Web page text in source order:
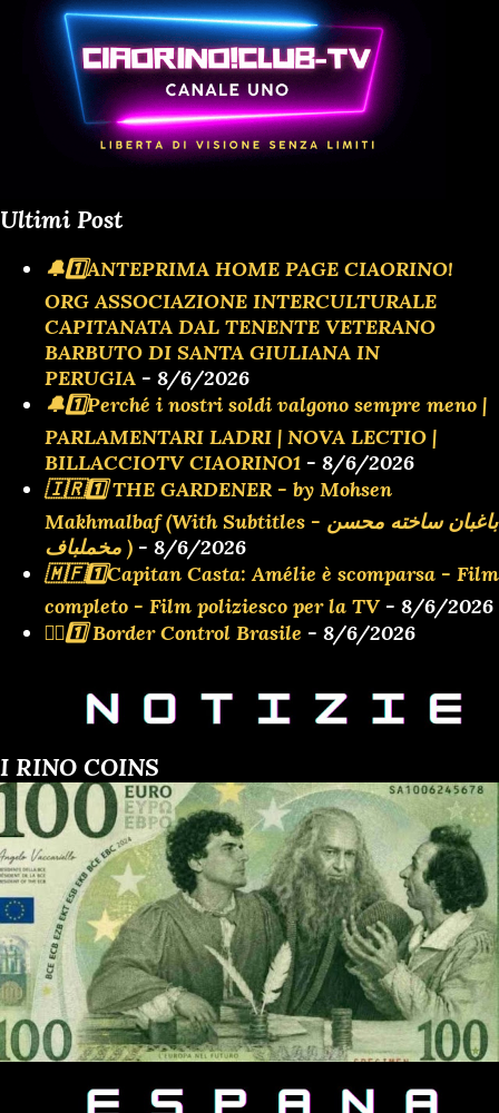
Ultimi Post
🔔1️⃣ANTEPRIMA HOME PAGE CIAORINO!
ORG ASSOCIAZIONE INTERCULTURALE
CAPITANATA DAL TENENTE VETERANO
BARBUTO DI SANTA GIULIANA IN
PERUGIA - 8/6/2026
🔔1️⃣Perché i nostri soldi valgono sempre meno |
PARLAMENTARI LADRI | NOVA LECTIO |
BILLACCIOTV CIAORINO1 - 8/6/2026
🇮🇷1️⃣ THE GARDENER - by Mohsen
Makhmalbaf (With Subtitles - باغبان ساخته محسن
مخملباف )
- 8/6/2026
🇲🇫1️⃣Capitan Casta: Amélie è scomparsa - Film
completo - Film poliziesco per la TV- 8/6/2026
👮‍♂️1️⃣ Border Control Brasile - 8/6/2026
I RINO COINS